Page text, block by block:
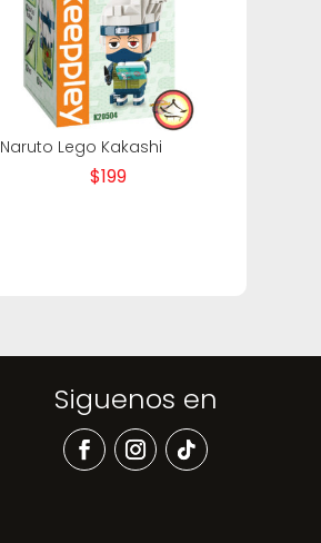
Naruto Lego Kakashi
$199
Siguenos en